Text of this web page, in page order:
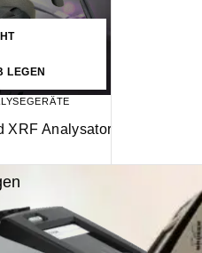
LEGEN
XRF Analysator